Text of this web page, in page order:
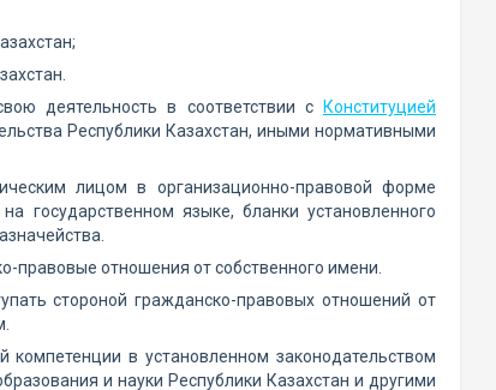
деятельность в соответствии с
Конституцией
Республики Казахстан, иными нормативными
лицом в организационно-правовой форме
государственном языке, бланки установленного
правовые отношения от собственного имени.
стороной гражданско-правовых отношений от
в установленном законодательством
и науки Республики Казахстан и другими